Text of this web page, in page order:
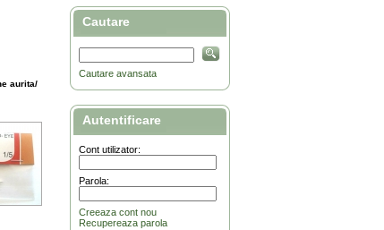
aurita/
Cautare
Cautare avansata
Autentificare
Cont utilizator:
Parola:
Creeaza cont nou
Recupereaza parola